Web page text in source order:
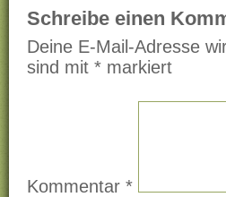
Schreibe einen
Deine E-Mail-Adresse
sind mit * markiert
Kommentar *